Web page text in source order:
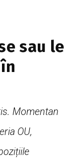
sau le
Momentan
OU,